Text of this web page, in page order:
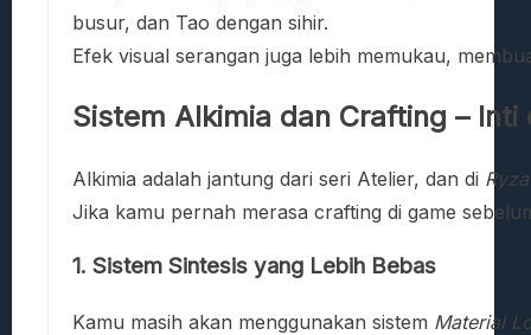
busur, dan Tao dengan sihir.
Efek visual serangan juga lebih memukau,
Sistem Alkimia dan Crafting – Inti
Alkimia adalah jantung dari seri Atelier, dan di
Jika kamu pernah merasa crafting di game
1. Sistem Sintesis yang Lebih Bebas
Kamu masih akan menggunakan sistem Material